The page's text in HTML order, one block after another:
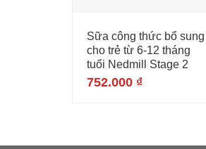
Sữa công thức bổ sung
cho trẻ từ 6-12 tháng
tuổi Nedmill Stage 2
752.000 ₫